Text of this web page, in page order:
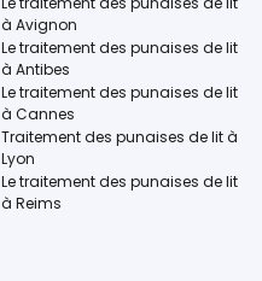
à Avignon
Le traitement des punaises de lit
à Antibes
Le traitement des punaises de lit
à Cannes
Traitement des punaises de lit à
Lyon
Le traitement des punaises de lit
à Reims